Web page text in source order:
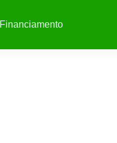
Financiamento